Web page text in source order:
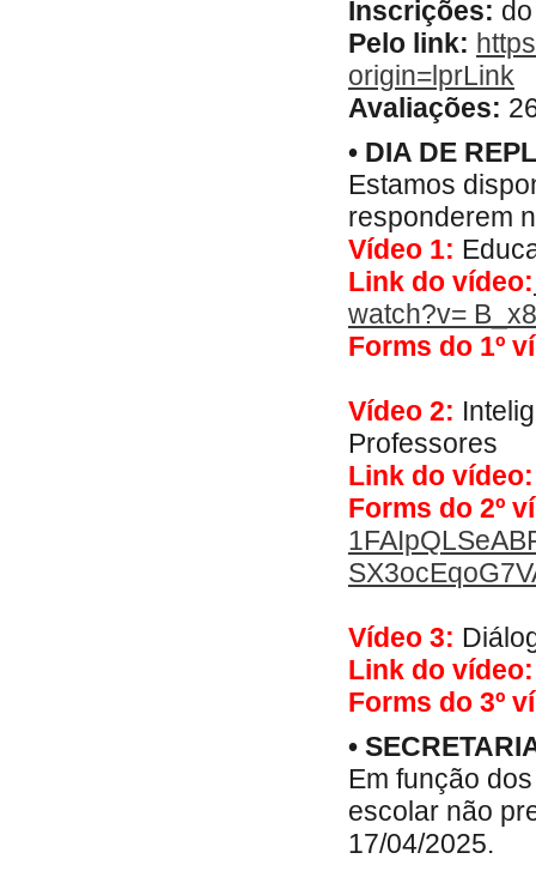
Inscrições:
Pelo link:
origin=lprLink
Avaliações:
• DIA DE
Estamos
responderem
Vídeo 1:
Link do vídeo:
watch?v=
Forms do 1º
Vídeo 2:
Professores
Link do vídeo:
Forms do 2º
Vídeo 3:
Link do vídeo:
Forms do 3º
•
Em função
escolar não
17/04/2025.